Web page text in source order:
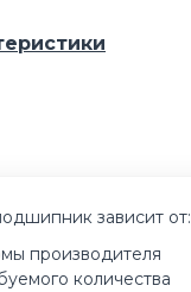
зависит от:
производителя
количества